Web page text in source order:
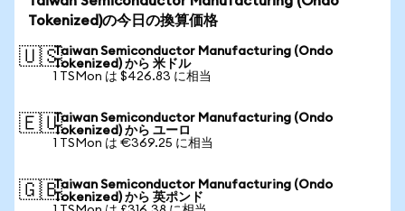
Tokenized)の今日の換算価格
🇺🇸Taiwan Semiconductor Manufacturing (Ondo
Tokenized) から 米ドル
1 TSMon は $426.83 に相当
🇪🇺Taiwan Semiconductor Manufacturing (Ondo
Tokenized) から ユーロ
1 TSMon は €369.25 に相当
🇬🇧Taiwan Semiconductor Manufacturing (Ondo
Tokenized) から 英ポンド